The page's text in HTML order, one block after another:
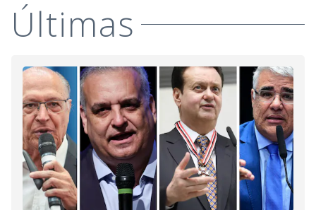
Últimas